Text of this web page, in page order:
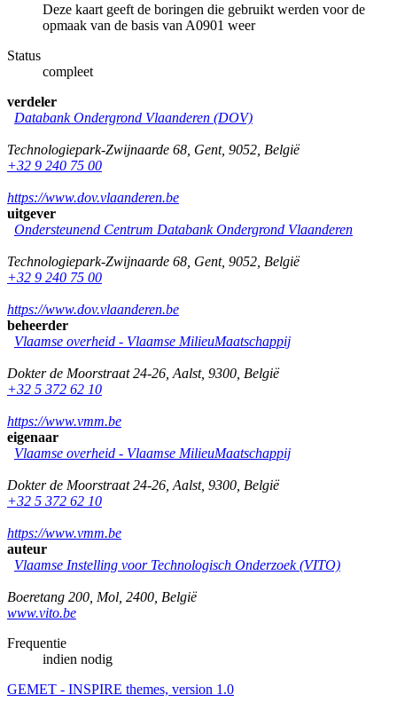
Deze kaart geeft de boringen die gebruikt werden voor de
opmaak van de basis van A0901 weer
Status
compleet
verdeler
Databank Ondergrond Vlaanderen (DOV)
Technologiepark-Zwijnaarde 68 Gent, 9052 België
+32 9 240 75 00
https://www.dov.vlaanderen.be
uitgever
Ondersteunend Centrum Databank Ondergrond Vlaanderen
Technologiepark-Zwijnaarde 68 Gent, 9052 België
+32 9 240 75 00
https://www.dov.vlaanderen.be
beheerder
Vlaamse overheid - Vlaamse MilieuMaatschappij
Dokter de Moorstraat 24-26 Aalst, 9300 België
+32 5 372 62 10
https://www.vmm.be
eigenaar
Vlaamse overheid - Vlaamse MilieuMaatschappij
Dokter de Moorstraat 24-26 Aalst, 9300 België
+32 5 372 62 10
https://www.vmm.be
auteur
Vlaamse Instelling voor Technologisch Onderzoek (VITO)
Boeretang 200 Mol 2400 België
www.vito.be
Frequentie
indien nodig
GEMET - INSPIRE themes, version 1.0